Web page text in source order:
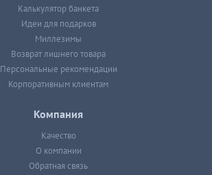
Калькулятор банкета
Идеи для подарков
Миллезимы
Возврат лишнего товара
Персональные рекомендации
Корпоративным клиентам
Компания
Качество
О компании
Обратная связь